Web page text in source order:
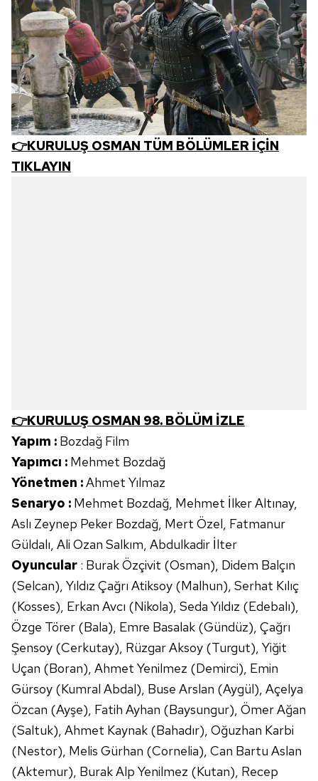
reklam/pazarlama faaliyetlerinin yapılması, amaçlarıyla
sınırlı olarak açık rızanız dahilinde kullanılacaktır.
Çerezlere ilişkin tercihlerinizi aşağıda yer alan panel
vasıtasıyla belirleyebilirsiniz. Çerezlere ilişkin detaylı bilgi
için Ayarlar butonuna tıklayabilir,Çerez Bilgilendirme
Metnimiziziyaret edebilirsiniz.
6698 sayılı Kişisel Verilerin Korunması Kanunu uyarınca
hazırlanmış Aydınlatma Metnimizi okumak ve sitemizde
👉KURULUŞ OSMAN TÜM BÖLÜMLER İÇİN
TIKLAYIN
👉KURULUŞ OSMAN 98. BÖLÜM İZLE
Yapım : Bozdağ Film
Yapımcı : Mehmet Bozdağ
Yönetmen :Ahmet Yılmaz
Senaryo : Mehmet Bozdağ, Mehmet İlker Altınay,
Aslı Zeynep Peker Bozdağ, Mert Özel, Fatmanur
Güldalı, Ali Ozan Salkım, Abdulkadir İlter
Oyuncular : Burak Özçivit (Osman), Didem Balçın
(Selcan), Yıldız Çağrı Atiksoy (Malhun), Serhat Kılıç
(Kosses), Erkan Avcı (Nikola), Seda Yıldız (Edebalı),
Özge Törer (Bala), Emre Basalak (Gündüz), Çağrı
Şensoy (Cerkutay), Rüzgar Aksoy (Turgut), Yiğit
Uçan (Boran), Ahmet Yenilmez (Demirci), Emin
Gürsoy (Kumral Abdal), Buse Arslan (Aygül), Açelya
Özcan (Ayşe), Fatih Ayhan (Baysungur), Ömer Ağan
(Saltuk), Ahmet Kaynak (Bahadır), Oğuzhan Karbi
(Nestor), Melis Gürhan (Cornelia), Can Bartu Aslan
(Aktemur), Burak Alp Yenilmez (Kutan), Recep